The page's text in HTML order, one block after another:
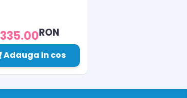
335.00RON
Adauga in cos